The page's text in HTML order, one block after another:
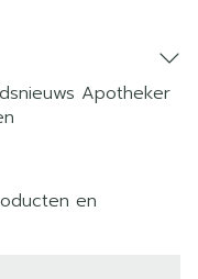
Apotheker
en